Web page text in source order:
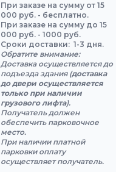
При заказе на сумму от 15
000 руб. - бесплатно.
При заказе на сумму до 15
000 руб. - 1000 руб.
Сроки доставки: 1-3 дня.
Обратите внимание:
Доставка осуществляется до
подъезда здания (доставка
до двери осуществляется
только при наличии
грузового лифта).
Получатель должен
обеспечить парковочное
место.
При наличии платной
парковки оплату
осуществляет получатель.